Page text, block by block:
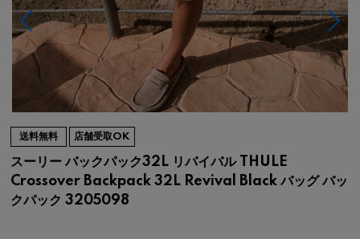
送料無料 店舗受取OK
スーリー バックパック32L リバイバル THULE
Crossover Backpack 32L Revival Black バッグ バッ
クパック 3205098